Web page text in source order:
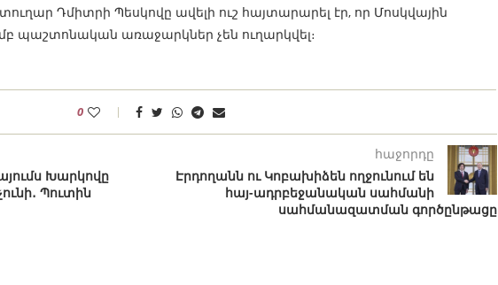
Դմիտրի Պեսկովը ավելի ուշ հայտարարել էր, որ Մոսկվային
պաշտոնական առաջարկներ չեն ուղարկվել։
0
Խարկովը
Պուտին
հաջորդը
Էրդողանն ու Կոբախիձեն ողջունում են
հայ-ադրբեջանական սահմանի
սահմանազատման գործընթացը